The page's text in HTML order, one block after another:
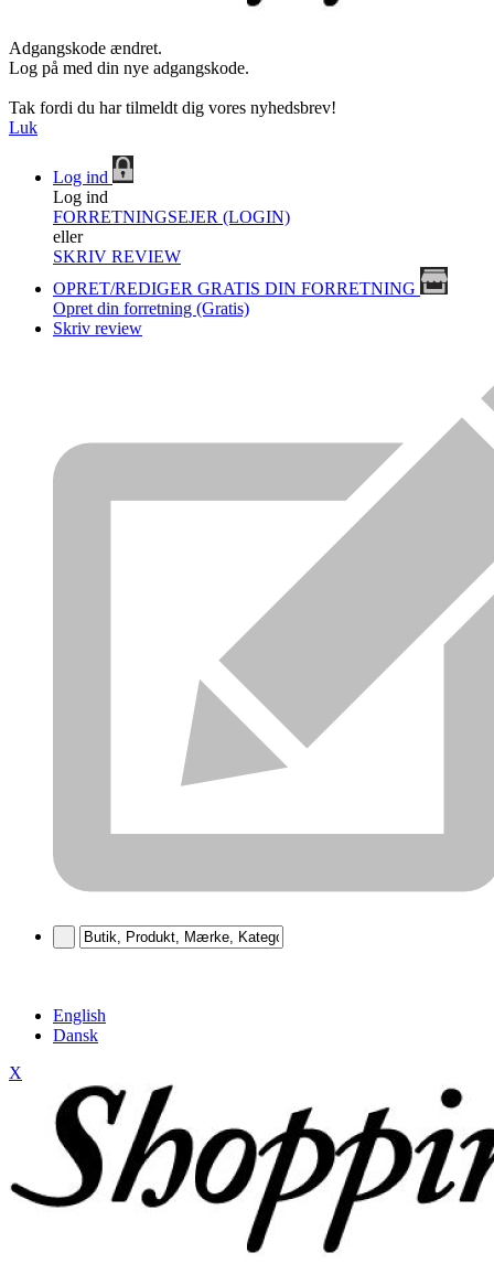
Adgangskode ændret.
Log på med din nye adgangskode.
Tak fordi du har tilmeldt dig vores nyhedsbrev!
Luk
Log ind
Log ind
FORRETNINGSEJER (LOGIN)
eller
SKRIV REVIEW
OPRET/REDIGER GRATIS DIN FORRETNING
Opret din forretning (Gratis)
Skriv review
English
Dansk
X